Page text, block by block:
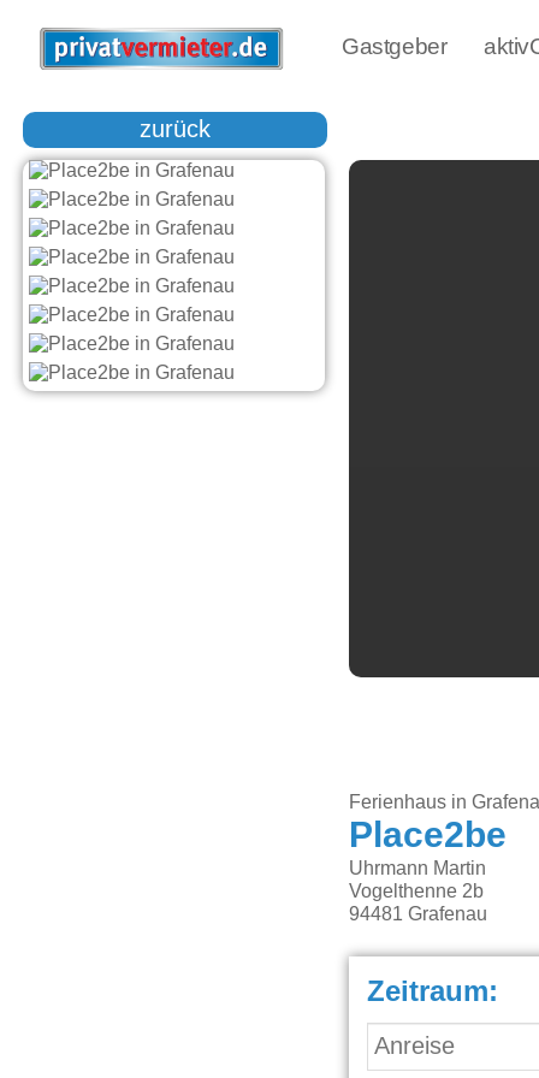
Gastgeber
zurück
Ferienhaus in
Place2be
Uhrmann Martin
Vogelthenne 2b
94481 Grafenau
Zeitraum: